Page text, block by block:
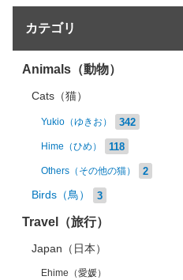
カテゴリ
Animals（動物）
Cats（猫）
Yukio（ゆきお） 342
Hime（ひめ） 118
Others（その他の猫） 2
Birds（鳥） 3
Travel（旅行）
Japan（日本）
Ehime（愛媛）